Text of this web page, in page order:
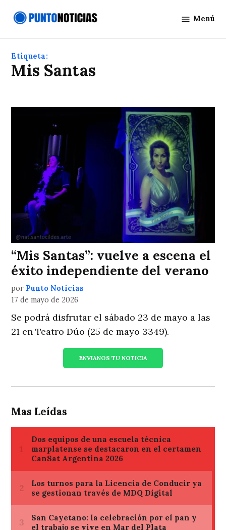
Noticias
Menú
Etiqueta:
Mis Santas
“Mis Santas”: vuelve a escena el
éxito independiente del verano ​
por Punto Noticias
17 de mayo de 2026
Se podrá disfrutar el sábado 23 de mayo a las
21 en Teatro Dúo (25 de mayo 3349).
ENVIANOS TU NOTICIA
Mas Leídas